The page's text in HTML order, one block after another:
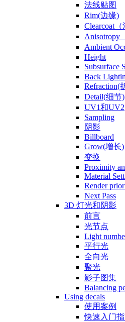
法线贴图
Rim(边缘)
Clearcoat（
Anisotropy
Ambient
Height
Subsurface
Back
Refraction(
Detail(细节)
UV1和UV2
Sampling
阴影
Billboard
Grow(增长)
变换
Proximity
Material
Render
Next Pass
3D 灯光和阴影
前言
光节点
Light
平行光
全向光
聚光
影子图集
Balancing
Using decals
使用案例
快速入门